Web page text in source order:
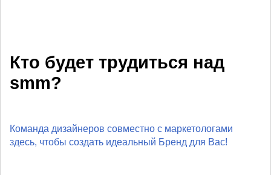
Кто будет трудиться над
smm?
Команда дизайнеров совместно с маркетологами
здесь, чтобы создать идеальный Бренд для Вас!